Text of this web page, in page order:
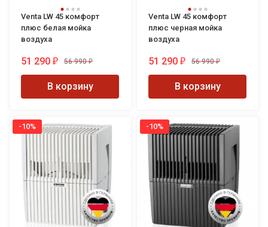
Venta LW 45 комфорт
плюс белая мойка
воздуха
51 290 ₽ 56 990 ₽
В корзину
Venta LW 45 комфорт
плюс черная мойка
воздуха
51 290 ₽ 56 990 ₽
В корзину
-10% -10%